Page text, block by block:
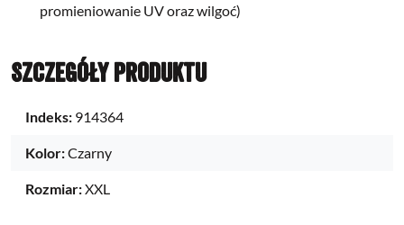
promieniowanie UV oraz wilgoć)
Szczegóły produktu
Indeks: 914364
Kolor:Czarny
Rozmiar:XXL